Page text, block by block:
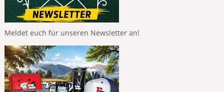
Meldet euch für unseren Newsletter an!